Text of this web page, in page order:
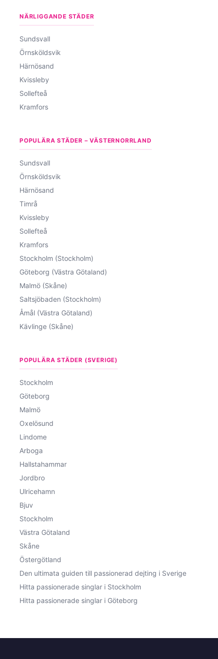
NÄRLIGGANDE STÄDER
Sundsvall
Örnsköldsvik
Härnösand
Kvissleby
Sollefteå
Kramfors
POPULÄRA STÄDER – VÄSTERNORRLAND
Sundsvall
Örnsköldsvik
Härnösand
Timrå
Kvissleby
Sollefteå
Kramfors
Stockholm (Stockholm)
Göteborg (Västra Götaland)
Malmö (Skåne)
Saltsjöbaden (Stockholm)
Åmål (Västra Götaland)
Kävlinge (Skåne)
POPULÄRA STÄDER (SVERIGE)
Stockholm
Göteborg
Malmö
Oxelösund
Lindome
Arboga
Hallstahammar
Jordbro
Ulricehamn
Bjuv
Stockholm
Västra Götaland
Skåne
Östergötland
Den ultimata guiden till passionerad dejting i Sverige
Hitta passionerade singlar i Stockholm
Hitta passionerade singlar i Göteborg